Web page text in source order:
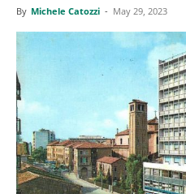
By Michele Catozzi - May 29, 2023